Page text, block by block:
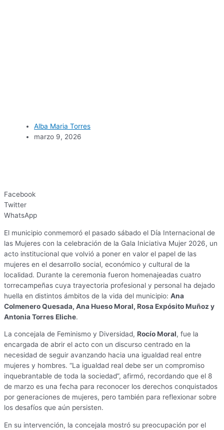
Alba Maria Torres
marzo 9, 2026
Facebook
Twitter
WhatsApp
El municipio conmemoró el pasado sábado el Día Internacional de
las Mujeres con la celebración de la Gala Iniciativa Mujer 2026, un
acto institucional que volvió a poner en valor el papel de las
mujeres en el desarrollo social, económico y cultural de la
localidad. Durante la ceremonia fueron homenajeadas cuatro
torrecampeñas cuya trayectoria profesional y personal ha dejado
huella en distintos ámbitos de la vida del municipio: Ana
Colmenero Quesada, Ana Hueso Moral, Rosa Expósito Muñoz y
Antonia Torres Eliche.
La concejala de Feminismo y Diversidad, Rocío Moral, fue la
encargada de abrir el acto con un discurso centrado en la
necesidad de seguir avanzando hacia una igualdad real entre
mujeres y hombres. “La igualdad real debe ser un compromiso
inquebrantable de toda la sociedad”, afirmó, recordando que el 8
de marzo es una fecha para reconocer los derechos conquistados
por generaciones de mujeres, pero también para reflexionar sobre
los desafíos que aún persisten.
En su intervención, la concejala mostró su preocupación por el